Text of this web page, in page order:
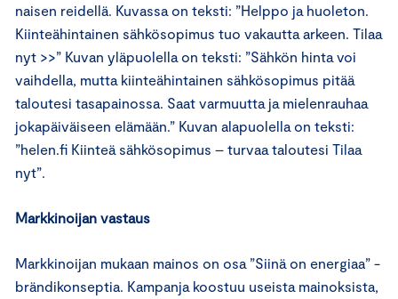
naisen reidellä. Kuvassa on teksti: ”Helppo ja huoleton.
Kiinteähintainen sähkösopimus tuo vakautta arkeen. Tilaa
nyt >>” Kuvan yläpuolella on teksti: ”Sähkön hinta voi
vaihdella, mutta kiinteähintainen sähkösopimus pitää
taloutesi tasapainossa. Saat varmuutta ja mielenrauhaa
jokapäiväiseen elämään.” Kuvan alapuolella on teksti:
”helen.fi Kiinteä sähkösopimus – turvaa taloutesi Tilaa
nyt”.
Markkinoijan vastaus
Markkinoijan mukaan mainos on osa ”Siinä on energiaa” -
brändikonseptia. Kampanja koostuu useista mainoksista,